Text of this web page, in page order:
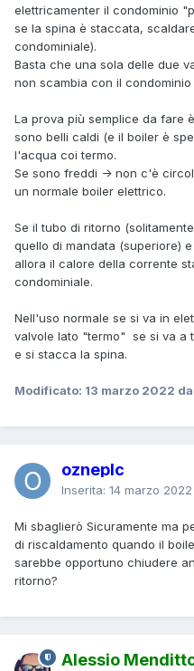
elettricamenter il condominio
se la spina è staccata,
condominiale).
Basta che una sola delle due
non scambia con il
La prova più semplice da fare
sono belli caldi (e il boiler è
l'acqua coi termo.
Se sono freddi -> non c'è
un normale boiler elettrico.
Se il tubo di ritorno
quello di mandata (superiore)
allora il calore della corrente
condominiale.
Nell'uso normale se si va in
valvole lato "termo" se si va a
e si stacca la spina.
Modificato: 13 marzo 2022
ozneplc
Inserita: 14 marzo 2022
Mi sbaglierò Sicuramente ma
di riscaldamento quando il
sarebbe opportuno chiudere
ritorno?
Alessio